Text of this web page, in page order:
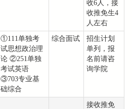
收6人，接
收推免生4
人左右
①111单独考
试思想政治理
论 ②251单独
考试英语
③703专业基
础综合
综合面试
招生计划
单列，报
名前请咨
询学院
接收推免